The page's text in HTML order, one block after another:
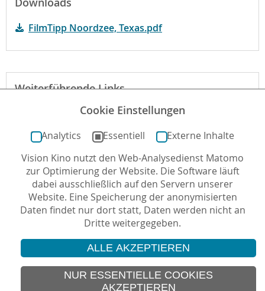
FilmTipp Noordzee, Texas.pdf
Weiterführende Links
Website zum Film
Autor*in: Marguerite Seidel , 26.04.2012 , letzte
Aktualisierung: 28.04.2020
© 2026 Vision Kino
IMPRESSUM
Cookie Einstellungen
Analytics Essentiell
Externe Inhalte
Vision Kino nutzt den Web-Analysedienst Matomo
zur Optimierung der Website. Die Software läuft
dabei ausschließlich auf den Servern unserer
Website. Eine Speicherung der anonymisierten
Daten findet nur dort statt, Daten werden nicht an
Dritte weitergegeben.
ALLE AKZEPTIEREN
NUR ESSENTIELLE COOKIES
AKZEPTIEREN